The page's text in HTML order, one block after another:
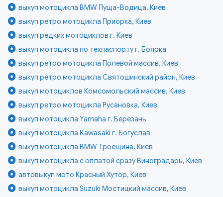
выкуп мотоцикла BMW Пуща-Водица, Киев
выкуп ретро мотоцикла Приорка, Киев
выкуп редких мотоциклов г. Киев
выкуп мотоцикла по техпаспорту г. Боярка
выкуп ретро мотоцикла Полевой массив, Киев
выкуп ретро мотоцикла Святошинский район, Киев
выкуп мотоциклов Комсомольский массив, Киев
выкуп ретро мотоцикла Русановка, Киев
выкуп мотоцикла Yamaha г. Березань
выкуп мотоцикла Kawasaki г. Богуслав
выкуп мотоцикла BMW Троещина, Киев
выкуп мотоцикла с оплатой сразу Виноградарь, Киев
автовыкуп мото Красный Хутор, Киев
выкуп мотоцикла Suzuki Мостицкий массив, Киев